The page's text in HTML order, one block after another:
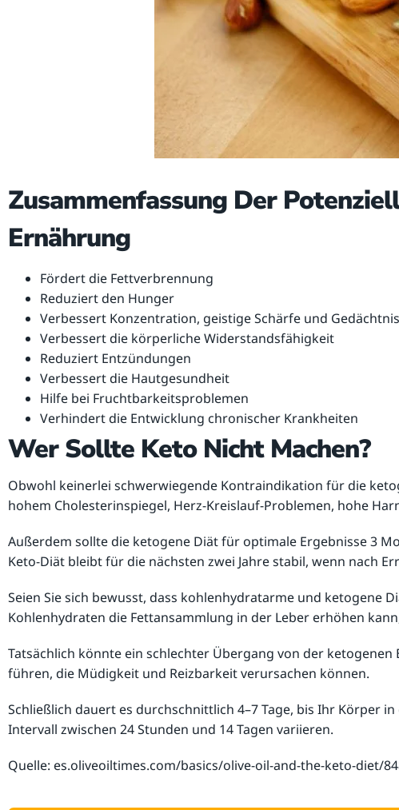
Zusammenfassung Der
Ernährung
Fördert die Fettverbrennung
Reduziert den Hunger
Verbessert Konzentration, geistige Schärfe und Gedächtnis
Verbessert die körperliche Widerstandsfähigkeit
Reduziert Entzündungen
Verbessert die Hautgesundheit
Hilfe bei Fruchtbarkeitsproblemen
Verhindert die Entwicklung chronischer Krankheiten
Wer Sollte Keto Nicht Machen?
Obwohl keinerlei schwerwiegende Kontraindikation für die
hohem Cholesterinspiegel, Herz-Kreislauf-Problemen, hohe
Außerdem sollte die ketogene Diät für optimale Ergebnisse 3
Keto-Diät bleibt für die nächsten zwei Jahre stabil, wenn nach
Seien Sie sich bewusst, dass kohlenhydratarme und ketogene
Kohlenhydraten die Fettansammlung in der Leber erhöhen
Tatsächlich könnte ein schlechter Übergang von der
führen, die Müdigkeit und Reizbarkeit verursachen können.
Schließlich dauert es durchschnittlich 4–7 Tage, bis Ihr Körper
Intervall zwischen 24 Stunden und 14 Tagen variieren.
Quelle: es.oliveoiltimes.com/basics/olive-oil-and-the-keto-diet/